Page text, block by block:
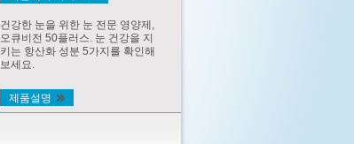
건강한 눈을 위한 눈 전문 영양제,
오큐비전 50플러스. 눈 건강을 지
키는 항산화 성분 5가지를 확인해
보세요.
제품설명